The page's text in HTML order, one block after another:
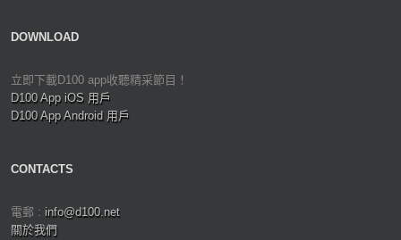
DOWNLOAD
立即下載D100 app收聽精采節目！
D100 App iOS 用戶
D100 App Android 用戶
CONTACTS
電郵 : info@d100.net
關於我們